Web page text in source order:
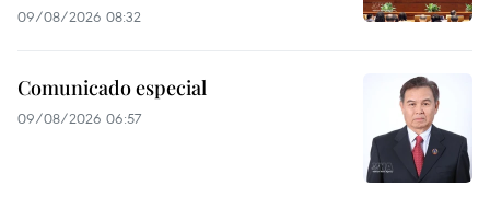
09/08/2026 08:32
Comunicado especial
09/08/2026 06:57